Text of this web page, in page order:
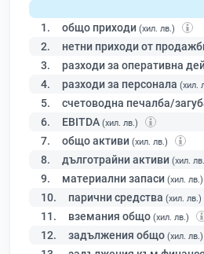
1. общо приходи (хил. лв.)
2. нетни приходи от
3. разходи за оперативна
4. разходи за персонала (хил.
5. счетоводна печалба/
6. EBITDA (хил. лв.)
7. общо активи (хил. лв.)
8. дълготрайни активи (хил.
9. материални запаси (хил. лв.)
10. парични средства (хил. лв.)
11. вземания общо (хил. лв.)
12. задължения общо (хил. лв.)